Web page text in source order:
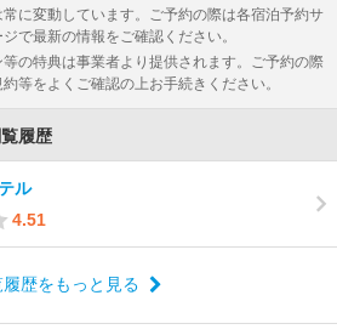
に変動しています。ご予約の際は各宿泊予約サ
で最新の情報をご確認ください。
の特典は事業者より提供されます。ご予約の際
等をよくご確認の上お手続きください。
履歴
ル
4.51
履歴をもっと見る